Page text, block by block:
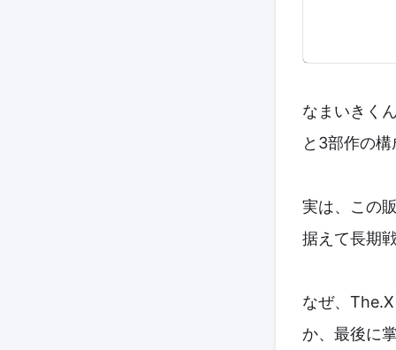
なまいきく
と3部作の
実は、この
据えて長期
なぜ、
か、最後に